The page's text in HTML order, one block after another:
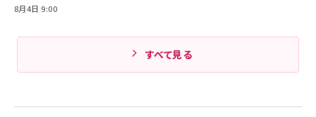
8月4日 9:00
すべて見る